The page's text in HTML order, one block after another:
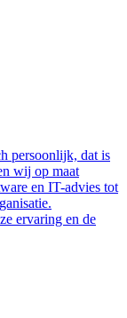
persoonlijk, dat is
wij op maat
en IT-advies tot
ervaring en de